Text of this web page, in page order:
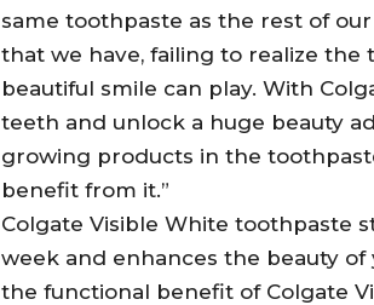
same toothpaste as the rest of
that we have, failing to realize
beautiful smile can play. With
teeth and unlock a huge beauty
growing products in the
benefit from it.”
Colgate Visible White toothpaste
week and enhances the beauty
the functional benefit of Colgate